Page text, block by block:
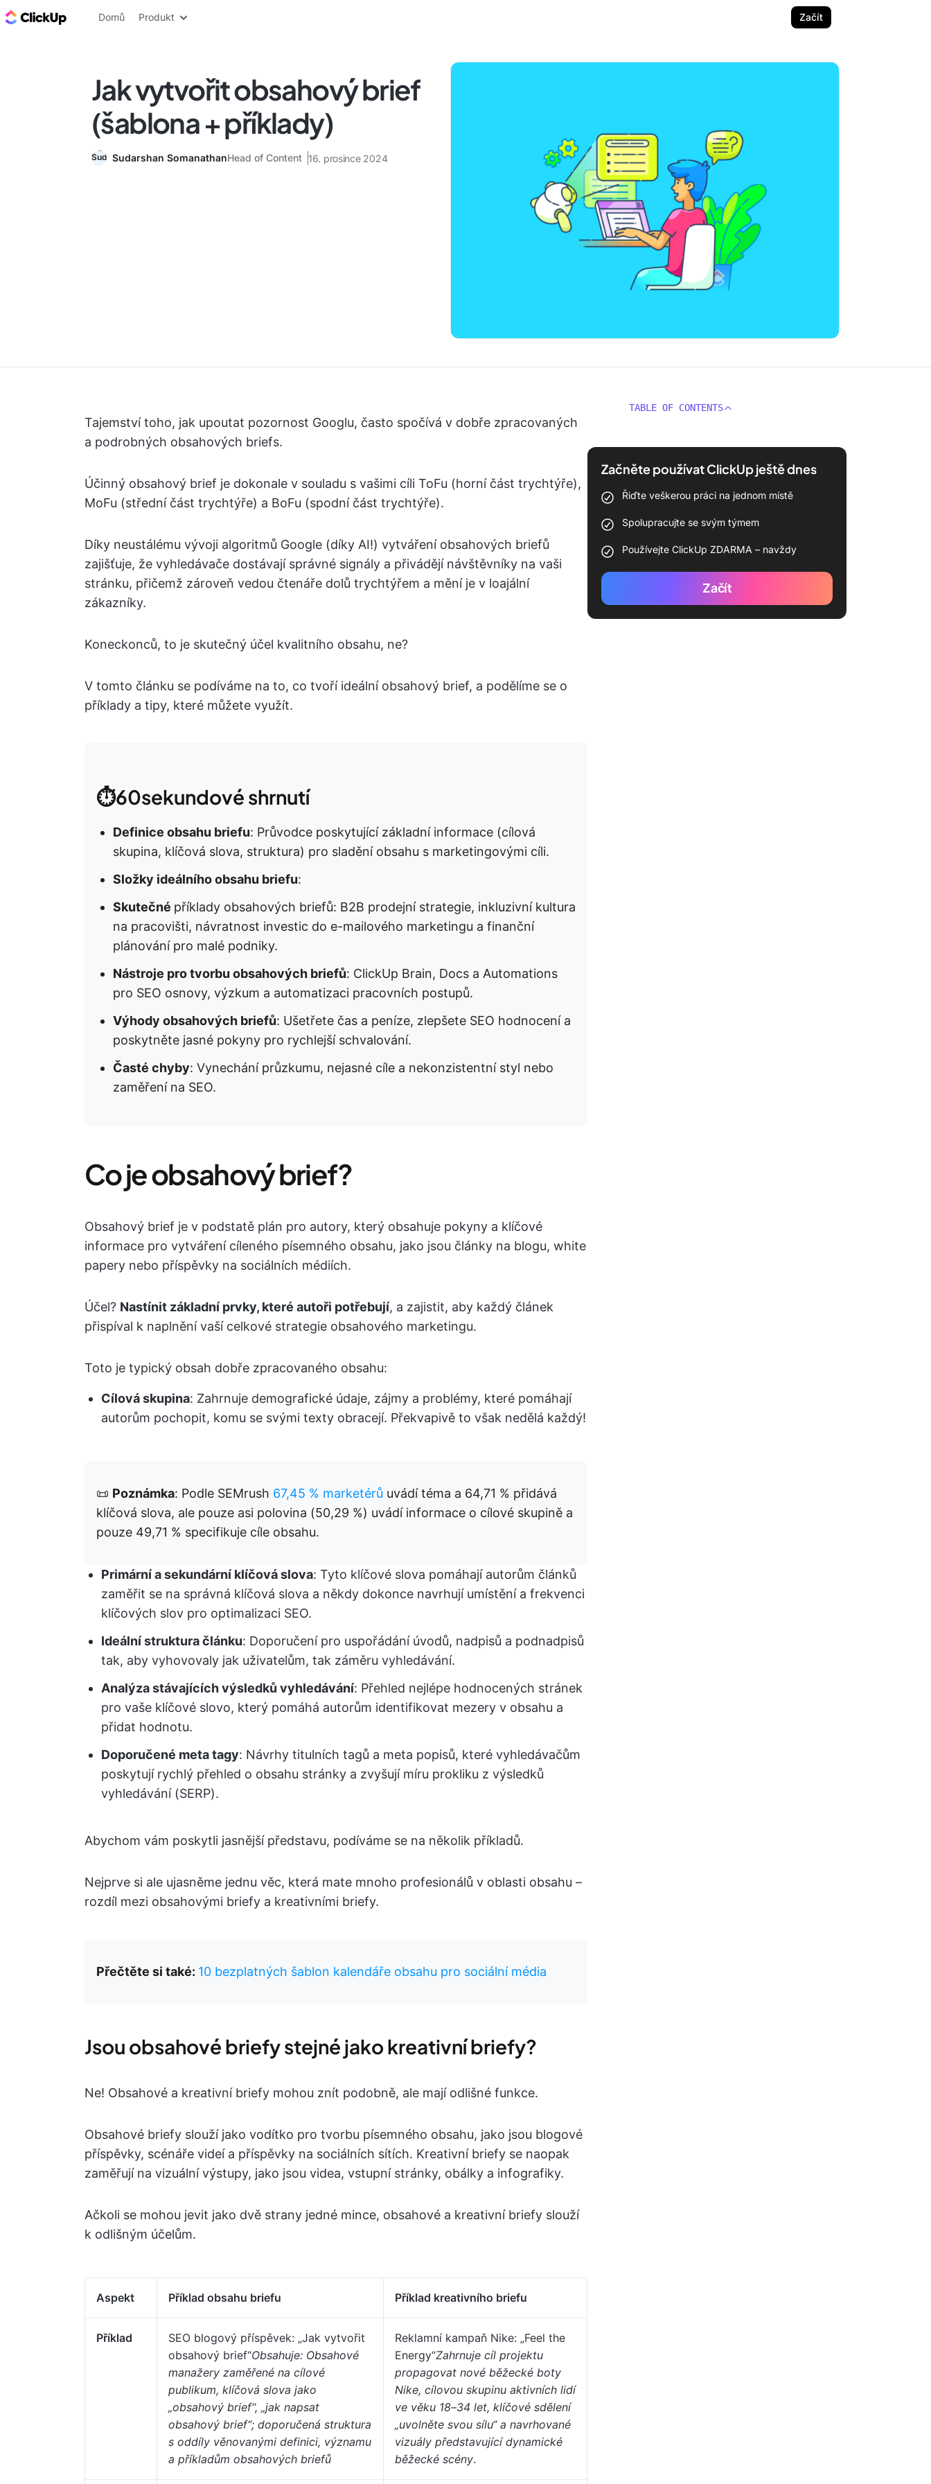
ClickUp blog
Domů Produkt Začít
Jak vytvořit obsahový brief
(šablona + příklady)
Sudarshan SomanathanHead of Content 16. prosince 2024
Tajemství toho, jak upoutat pozornost Googlu, často spočívá v dobře zpracovaných
a podrobných obsahových briefs.
Účinný obsahový brief je dokonale v souladu s vašimi cíli ToFu (horní část trychtýře),
MoFu (střední část trychtýře) a BoFu (spodní část trychtýře).
Díky neustálému vývoji algoritmů Google (díky AI!) vytváření obsahových briefů
zajišťuje, že vyhledávače dostávají správné signály a přivádějí návštěvníky na vaši
stránku, přičemž zároveň vedou čtenáře dolů trychtýřem a mění je v loajální
zákazníky.
Koneckonců, to je skutečný účel kvalitního obsahu, ne?
V tomto článku se podíváme na to, co tvoří ideální obsahový brief, a podělíme se o
příklady a tipy, které můžete využít.
⏱️60sekundové shrnutí
Definice obsahu briefu: Průvodce poskytující základní informace (cílová
skupina, klíčová slova, struktura) pro sladění obsahu s marketingovými cíli.
Složky ideálního obsahu briefu:
Skutečné příklady obsahových briefů: B2B prodejní strategie, inkluzivní kultura
na pracovišti, návratnost investic do e-mailového marketingu a finanční
plánování pro malé podniky.
Nástroje pro tvorbu obsahových briefů: ClickUp Brain, Docs a Automations
pro SEO osnovy, výzkum a automatizaci pracovních postupů.
Výhody obsahových briefů: Ušetřete čas a peníze, zlepšete SEO hodnocení a
poskytněte jasné pokyny pro rychlejší schvalování.
Časté chyby: Vynechání průzkumu, nejasné cíle a nekonzistentní styl nebo
zaměření na SEO.
Co je obsahový brief?
Obsahový brief je v podstatě plán pro autory, který obsahuje pokyny a klíčové
informace pro vytváření cíleného písemného obsahu, jako jsou články na blogu, white
papery nebo příspěvky na sociálních médiích.
Účel? Nastínit základní prvky, které autoři potřebují, a zajistit, aby každý článek
přispíval k naplnění vaší celkové strategie obsahového marketingu.
Toto je typický obsah dobře zpracovaného obsahu:
Cílová skupina: Zahrnuje demografické údaje, zájmy a problémy, které pomáhají
autorům pochopit, komu se svými texty obracejí. Překvapivě to však nedělá každý!
📜 Poznámka: Podle SEMrush 67,45 % marketérů uvádí téma a 64,71 % přidává
klíčová slova, ale pouze asi polovina (50,29 %) uvádí informace o cílové skupině a
pouze 49,71 % specifikuje cíle obsahu.
Primární a sekundární klíčová slova: Tyto klíčové slova pomáhají autorům článků
zaměřit se na správná klíčová slova a někdy dokonce navrhují umístění a frekvenci
klíčových slov pro optimalizaci SEO.
Ideální struktura článku: Doporučení pro uspořádání úvodů, nadpisů a podnadpisů
tak, aby vyhovovaly jak uživatelům, tak záměru vyhledávání.
Analýza stávajících výsledků vyhledávání: Přehled nejlépe hodnocených stránek
pro vaše klíčové slovo, který pomáhá autorům identifikovat mezery v obsahu a
přidat hodnotu.
Doporučené meta tagy: Návrhy titulních tagů a meta popisů, které vyhledávačům
poskytují rychlý přehled o obsahu stránky a zvyšují míru prokliku z výsledků
vyhledávání (SERP).
Abychom vám poskytli jasnější představu, podíváme se na několik příkladů.
Nejprve si ale ujasněme jednu věc, která mate mnoho profesionálů v oblasti obsahu –
rozdíl mezi obsahovými briefy a kreativními briefy.
Přečtěte si také: 10 bezplatných šablon kalendáře obsahu pro sociální média
Jsou obsahové briefy stejné jako kreativní briefy?
Ne! Obsahové a kreativní briefy mohou znít podobně, ale mají odlišné funkce.
Obsahové briefy slouží jako vodítko pro tvorbu písemného obsahu, jako jsou blogové
příspěvky, scénáře videí a příspěvky na sociálních sítích. Kreativní briefy se naopak
zaměřují na vizuální výstupy, jako jsou videa, vstupní stránky, obálky a infografiky.
Ačkoli se mohou jevit jako dvě strany jedné mince, obsahové a kreativní briefy slouží
k odlišným účelům.
Aspekt Příklad obsahu briefu Příklad kreativního briefu
Příklad
SEO blogový příspěvek: „Jak vytvořit
obsahový brief“Obsahuje: Obsahové
manažery zaměřené na cílové
publikum, klíčová slova jako
„obsahový brief“, „jak napsat
obsahový brief“; doporučená struktura
s oddíly věnovanými definici, významu
a příkladům obsahových briefů
Reklamní kampaň Nike: „Feel the
Energy“Zahrnuje cíl projektu
propagovat nové běžecké boty
Nike, cílovou skupinu aktivních lidí
ve věku 18–34 let, klíčové sdělení
„uvolněte svou sílu“ a navrhované
vizuály představující dynamické
běžecké scény.
TABLE OF CONTENTS
Začněte používat ClickUp ještě dnes
Řiďte veškerou práci na jednom místě
Spolupracujte se svým týmem
Používejte ClickUp ZDARMA – navždy
Začít